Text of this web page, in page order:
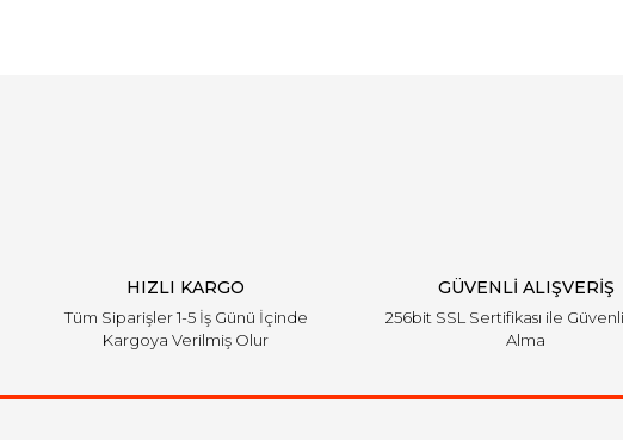
HIZLI KARGO
Tüm Siparişler 1-5 İş Günü İçinde
Kargoya Verilmiş Olur
GÜVENLİ ALIŞVERİŞ
256bit SSL Sertifikası ile
Alma